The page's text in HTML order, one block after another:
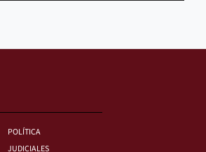
POLÍTICA
JUDICIALES